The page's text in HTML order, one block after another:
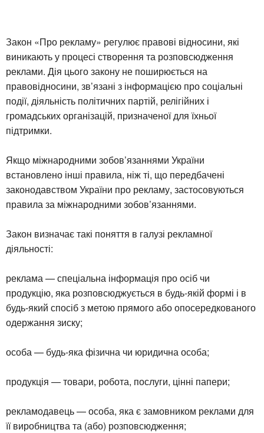
Закон «Про рекламу» регулює правові відносини, які
виникають у процесі створення та розповсюдження
реклами. Дія цього закону не поширюється на
правовідносини, зв’язані з інформацією про соціальні
події, діяльність політичних партій, релігійних і
громадських організацій, призначеної для їхньої
підтримки.
Якщо міжнародними зобов’язаннями України
встановлено інші правила, ніж ті, що передбачені
законодавством України про рекламу, застосовуються
правила за міжнародними зобов’язаннями.
Закон визначає такі поняття в галузі рекламної
діяльності:
реклама — спеціальна інформація про осіб чи
продукцію, яка розповсюджується в будь-якій формі і в
будь-який спосіб з метою прямого або опосередкованого
одержання зиску;
особа — будь-яка фізична чи юридична особа;
продукція — товари, робота, послуги, цінні папери;
рекламодавець — особа, яка є замовником реклами для
її виробництва та (або) розповсюдження;